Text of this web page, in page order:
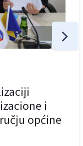
i
općine